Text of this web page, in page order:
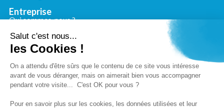
Salut c'est nous...
les Cookies !
On a attendu d'être sûrs que le contenu de ce site vous intéresse
avant de vous déranger, mais on aimerait bien vous accompagner
pendant votre visite... C'est OK pour vous ?
Pour en savoir plus sur les cookies, les données utilisées et leur
Entreprise
Qui sommes-nous ?
Presse
Conformité
Charte de confidentialité
Conditions générales d'utilisation
Politique de cookies